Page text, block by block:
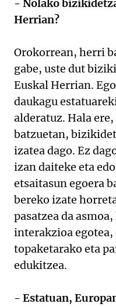
- Nolako
Herrian?
Orokorrean, herri
gabe, uste dut
Euskal Herrian.
daukagu
alderatuz. Hala
batzuetan,
izatea dago. Ez
izan daiteke eta
etsaitasun egoera
bereko izate
pasatzea da
interakzioa egotea,
topaketarako eta
edukitzea.
- Estatuan,